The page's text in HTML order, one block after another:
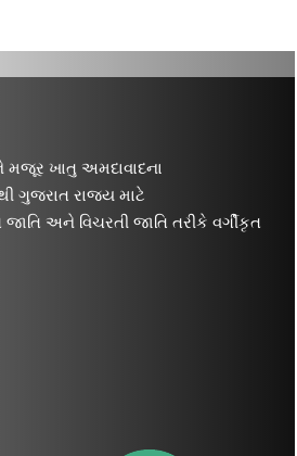
મજૂર ખાતુ અમદાવાદના
ગુજરાત રાજ્ય માટે
અને વિચરતી જાતિ તરીકે વર્ગીકૃત